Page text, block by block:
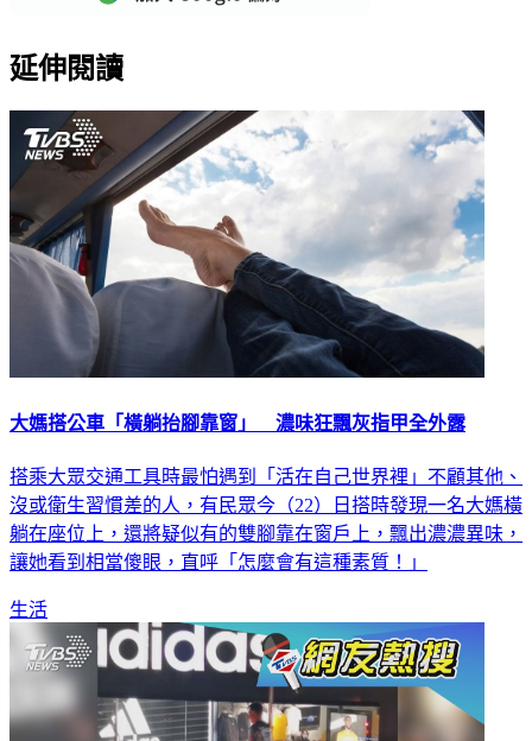
延伸閱讀
大媽搭公車「橫躺抬腳靠窗」 濃味狂飄灰指甲全外露
搭乘大眾交通工具時最怕遇到「活在自己世界裡」不顧其他、
沒或衛生習慣差的人，有民眾今（22）日搭時發現一名大媽橫
躺在座位上，還將疑似有的雙腳靠在窗戶上，飄出濃濃異味，
讓她看到相當傻眼，直呼「怎麼會有這種素質！」
生活